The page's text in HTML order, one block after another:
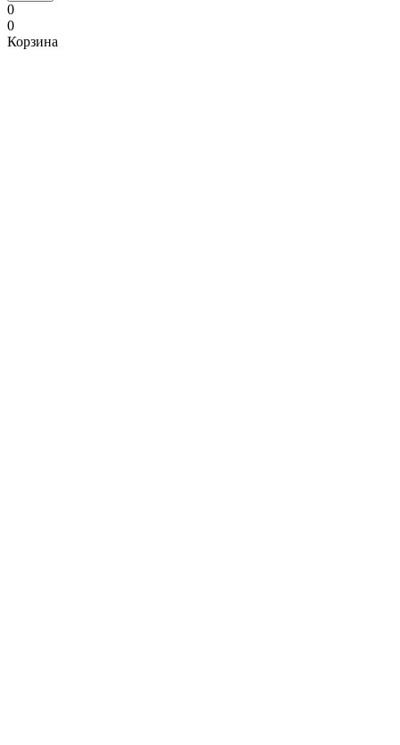
0
0
Корзина